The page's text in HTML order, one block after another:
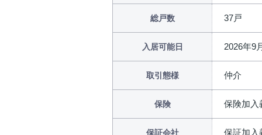
総戸数 37戸
入居可能日 2026年9
取引態様 仲介
保険 保険加入
保証会社 保証加入